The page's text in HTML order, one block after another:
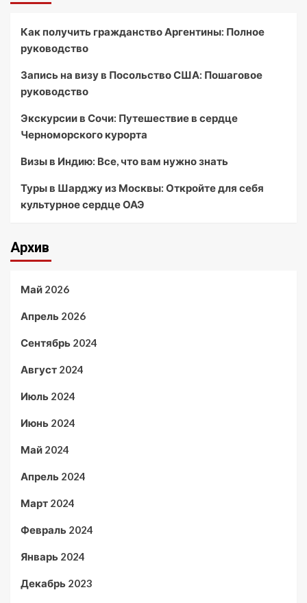
Как получить гражданство Аргентины: Полное
руководство
Запись на визу в Посольство США: Пошаговое
руководство
Экскурсии в Сочи: Путешествие в сердце
Черноморского курорта
Визы в Индию: Все, что вам нужно знать
Туры в Шарджу из Москвы: Откройте для себя
культурное сердце ОАЭ
Архив
Май 2026
Апрель 2026
Сентябрь 2024
Август 2024
Июль 2024
Июнь 2024
Май 2024
Апрель 2024
Март 2024
Февраль 2024
Январь 2024
Декабрь 2023